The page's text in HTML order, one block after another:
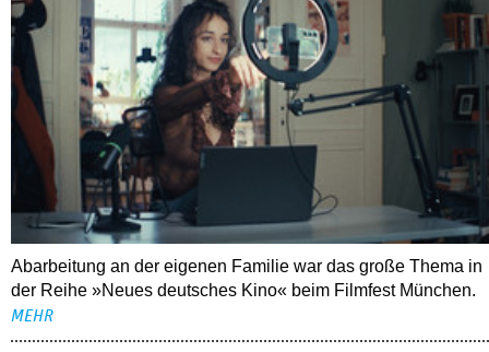
Abarbeitung an der eigenen Familie war das große Thema in
der Reihe »Neues deutsches Kino« beim Filmfest München.
MEHR